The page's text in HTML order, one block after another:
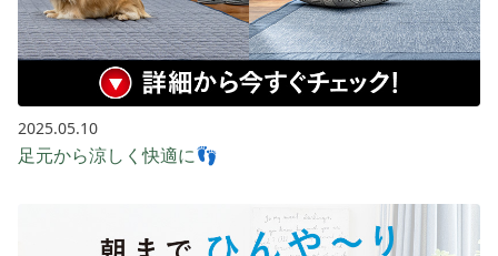
2025.05.10
足元から涼しく快適に👣